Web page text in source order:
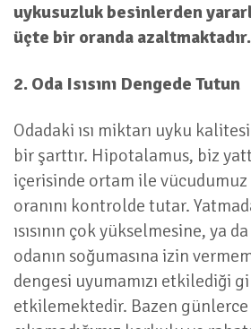
uykusuzluk besinlerden
üçte bir oranda azaltmaktadır.
2. Oda Isısını Dengede Tutun
Odadaki ısı miktarı uyku
bir şarttır. Hipotalamus, biz
içerisinde ortam ile vücudumuz
oranını kontrolde tutar.
ısısının çok yükselmesine, ya
odanın soğumasına izin
dengesi uyumamızı etkilediği
etkilemektedir. Bazen